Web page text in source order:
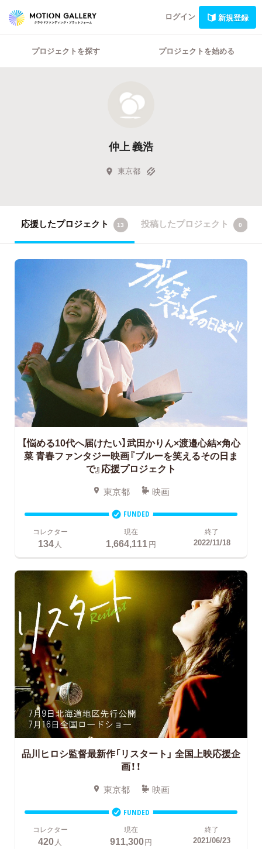
ログイン 新規登録
プロジェクトを探す プロジェクトを始める
仲上 義浩
東京都
応援したプロジェクト 13 投稿したプロジェクト 0
【悩める10代へ届けたい】武田かりん×渡邉心結×角心
菜 ⻘春ファンタジー映画『ブルーを笑えるその日ま
で』応援プロジェクト
東京都 映画
FUNDED
コレクター
134 人
現在
1,664,111円
終了
2022/11/18
品川ヒロシ監督最新作「リスタート」 全国上映応援企
画！！
東京都 映画
FUNDED
コレクター
420人
現在
911,300円
終了
2021/06/23